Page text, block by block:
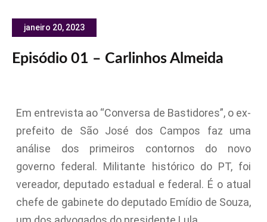
janeiro 20, 2023
Episódio 01 – Carlinhos Almeida
Em entrevista ao “Conversa de Bastidores”, o ex-
prefeito de São José dos Campos faz uma
análise dos primeiros contornos do novo
governo federal. Militante histórico do PT, foi
vereador, deputado estadual e federal. É o atual
chefe de gabinete do deputado Emídio de Souza,